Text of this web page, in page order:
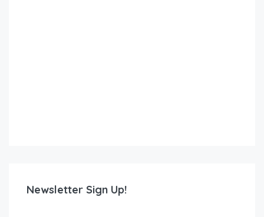
Newsletter Sign Up!